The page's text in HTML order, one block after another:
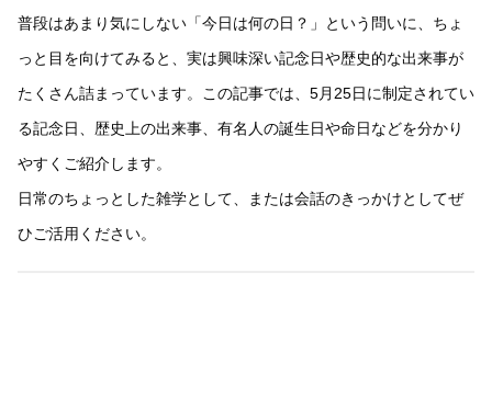
普段はあまり気にしない「今日は何の日？」という問いに、ちょ
っと目を向けてみると、実は興味深い記念日や歴史的な出来事が
たくさん詰まっています。この記事では、5月25日に制定されてい
る記念日、歴史上の出来事、有名人の誕生日や命日などを分かり
やすくご紹介します。
日常のちょっとした雑学として、または会話のきっかけとしてぜ
ひご活用ください。